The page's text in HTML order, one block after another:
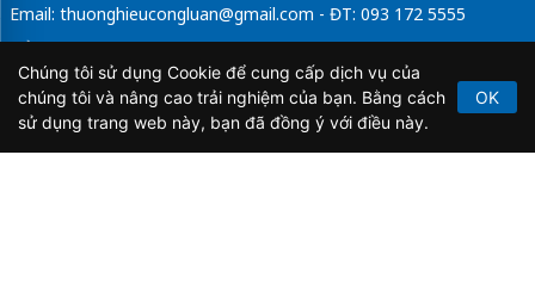
Email: thuonghieucongluan@gmail.com - ĐT: 093 172 5555
Tổng Biên Tập: Vũ Đức Thuận
Giấy phép hoạt động báo chí điện tử số 64/GP-BTTTT do Bộ
Thông tin và Truyền thông cấp ngày 21/2/2020.
Chúng tôi sử dụng Cookie để cung cấp dịch vụ của
chúng tôi và nâng cao trải nghiệm của bạn. Bằng cách
sử dụng trang web này, bạn đã đồng ý với điều này.
OK